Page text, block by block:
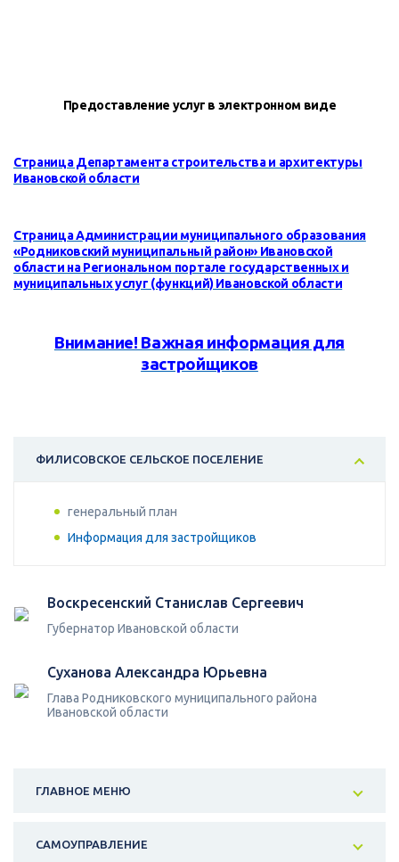
Предоставление услуг в электронном виде
Страница Департамента строительства и архитектуры
Ивановской области
Страница Администрации муниципального образования
«Родниковский муниципальный район» Ивановской
области на Региональном портале государственных и
муниципальных услуг (функций) Ивановской области
Внимание! Важная информация для
застройщиков
ФИЛИСОВСКОЕ СЕЛЬСКОЕ ПОСЕЛЕНИЕ
генеральный план
Информация для застройщиков
Воскресенский Станислав Сергеевич
Губернатор Ивановской области
Суханова Александра Юрьевна
Глава Родниковского муниципального района
Ивановской области
ГЛАВНОЕ МЕНЮ
САМОУПРАВЛЕНИЕ